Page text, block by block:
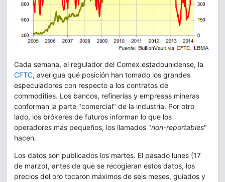
Cada semana, el regulador del Comex estadounidense, la
CFTC, averigua qué posición han tomado los grandes
especuladores con respecto a los contratos de
commodities. Los bancos, refinerías y empresas mineras
conforman la parte "comercial" de la industria. Por otro
lado, los brókeres de futuros informan lo que los
operadores más pequeños, los llamados "non-reportables"
hacen.
Los datos son publicados los martes. El pasado lunes (17
de marzo), antes de que se recogieran estos datos, los
precios del oro tocaron máximos de seis meses, guiados y